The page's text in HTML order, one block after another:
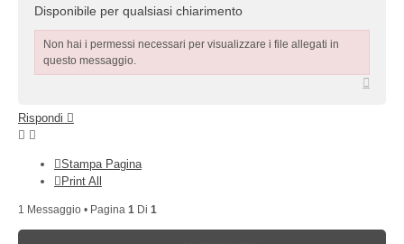
Disponibile per qualsiasi chiarimento
Non hai i permessi necessari per visualizzare i file allegati in
questo messaggio.
Top
Rispondi
Stampa Pagina
Print All
1 Messaggio • Pagina 1 Di 1